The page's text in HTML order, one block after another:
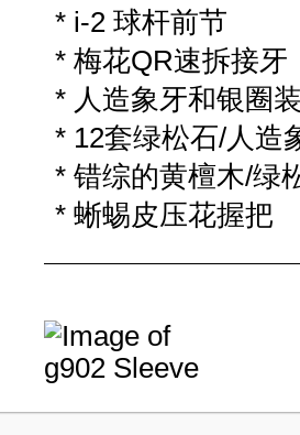
* i-2 球杆前节
* 梅花QR速拆接牙
* 人造象牙和银圈
* 12套绿松石/人造
* 错综的黄檀木/绿
* 蜥蜴皮压花握把